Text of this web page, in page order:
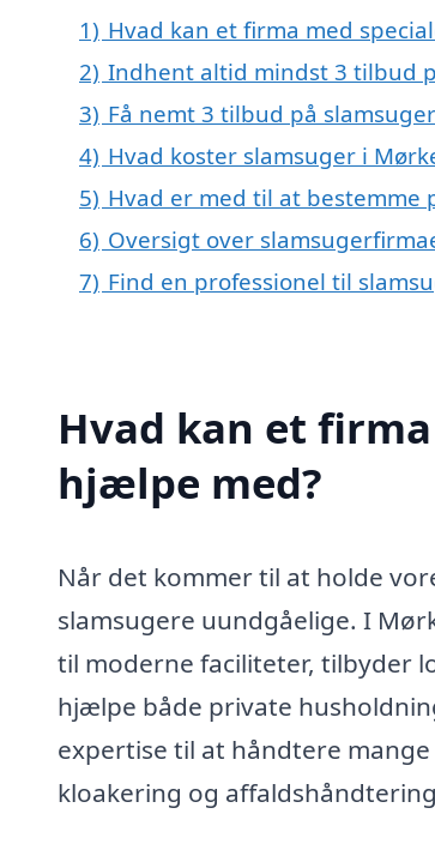
1) Hvad kan et firma med
2) Indhent altid mindst 3 tilbud
3) Få nemt 3 tilbud på
4) Hvad koster slamsuger i
5) Hvad er med til at bestemme
6) Oversigt over
7) Find en professionel til
Hvad kan et
hjælpe med?
Når det kommer til at holde
slamsugere uundgåelige. I
til moderne faciliteter, tilbyder
hjælpe både private
expertise til at håndtere
kloakering og